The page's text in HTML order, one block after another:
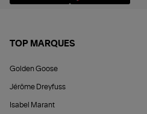
TOP MARQUES
Golden Goose
Jérôme Dreyfuss
Isabel Marant